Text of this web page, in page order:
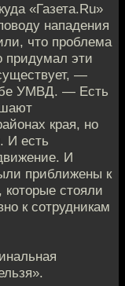
«Газета.Ru»
нападения
что проблема
придумал эти
—
УМВД. — Есть
края, но
И есть
И
приближены к
которые стояли
к сотрудникам